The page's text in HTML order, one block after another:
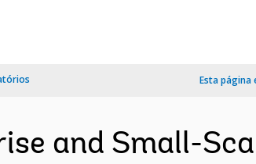
Esta página
and Small-